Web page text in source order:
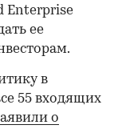
Enterprise
ее
в
55 входящих
о